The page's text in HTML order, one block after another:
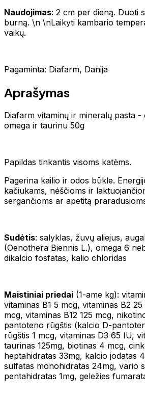
Naudojimas: 2 cm per dieną. Duoti
burną. \n \nLaikyti kambario
vaikų.
Pagaminta: Diafarm, Danija
Aprašymas
Diafarm vitaminų ir mineralų pasta -
omega ir taurinu 50g
Papildas tinkantis visoms katėms.
Pagerina kailio ir odos būkle.
kačiukams, nėščioms ir
sergančioms ar apetitą
Sudėtis: salyklas, žuvų aliejus,
(Oenothera Biennis L.), omega 6
dikalcio fosfatas, kalio chloridas
Maistiniai priedai (1-ame kg):
vitaminas B1 5 mcg, vitaminas B2
mcg, vitaminas B12 125 mcg,
pantoteno rūgštis (kalcio D-
rūgštis 1 mcg, vitaminas D3 65 IU,
taurinas 125mg, biotinas 4 mcg,
heptahidratas 33mg, kalcio jodatas
sulfatas monohidratas 24mg, vario
pentahidratas 1mg, geležies